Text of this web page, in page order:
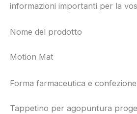
informazioni importanti per la
Nome del prodotto
Motion Mat
Forma farmaceutica e confezione
Tappetino per agopuntura